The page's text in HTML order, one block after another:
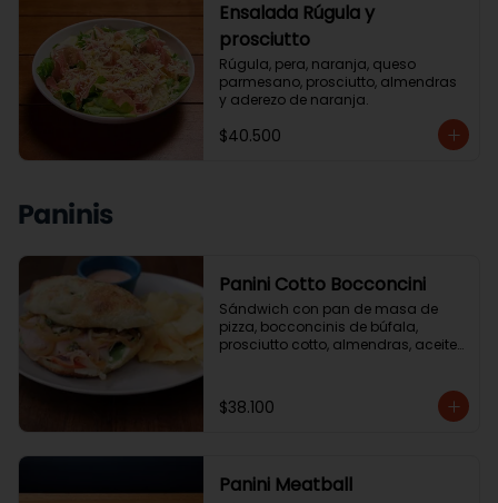
Ensalada Rúgula y
prosciutto
Rúgula, pera, naranja, queso
parmesano, prosciutto, almendras
y aderezo de naranja.
$40.500
Paninis
Panini Cotto Bocconcini
Sándwich con pan de masa de
pizza, bocconcinis de búfala,
prosciutto cotto, almendras, aceite
casa o papas chip.
$38.100
Panini Meatball